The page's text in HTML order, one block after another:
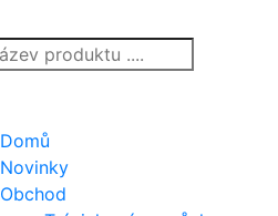
Domů
Novinky
Obchod